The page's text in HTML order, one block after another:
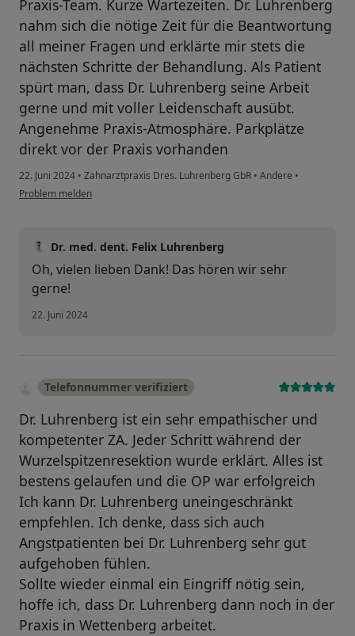
Praxis-Team. Kurze Wartezeiten. Dr. Luhrenberg
nahm sich die nötige Zeit für die Beantwortung
all meiner Fragen und erklärte mir stets die
nächsten Schritte der Behandlung. Als Patient
spürt man, dass Dr. Luhrenberg seine Arbeit
gerne und mit voller Leidenschaft ausübt.
Angenehme Praxis-Atmosphäre. Parkplätze
direkt vor der Praxis vorhanden
22. Juni 2024 • Zahnarztpraxis Dres. Luhrenberg GbR • Andere •
Problem melden
Dr. med. dent. Felix Luhrenberg
Oh, vielen lieben Dank! Das hören wir sehr
gerne!
22. Juni 2024
Telefonnummer verifiziert
Dr. Luhrenberg ist ein sehr empathischer und
kompetenter ZA. Jeder Schritt während der
Wurzelspitzenresektion wurde erklärt. Alles ist
bestens gelaufen und die OP war erfolgreich
Ich kann Dr. Luhrenberg uneingeschränkt
empfehlen. Ich denke, dass sich auch
Angstpatienten bei Dr. Luhrenberg sehr gut
aufgehoben fühlen.
Sollte wieder einmal ein Eingriff nötig sein,
hoffe ich, dass Dr. Luhrenberg dann noch in der
Praxis in Wettenberg arbeitet.